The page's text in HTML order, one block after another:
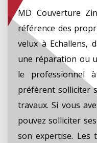
MD Couverture
référence des
velux à Echallens,
une réparation ou
le professionnel
préfèrent solliciter
travaux. Si vous
pouvez solliciter
son expertise. Les